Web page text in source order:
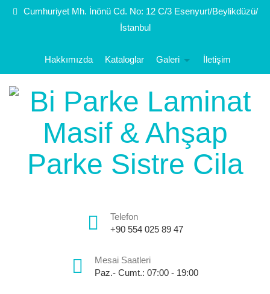
Cumhuriyet Mh. İnönü Cd. No: 12 C/3 Esenyurt/Beylikdüzü/
İstanbul
Hakkımızda Kataloglar Galeri İletişim
Telefon
+90 554 025 89 47
Mesai Saatleri
Paz.- Cumt.: 07:00 - 19:00